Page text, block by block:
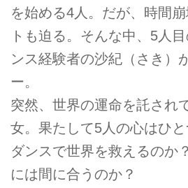
を始める4人。だが、時間
トも迫る。そんな中、5人
ンス経験者の沙紀（さき）
ー。
突然、世界の運命を託され
女。果たして5人の心はひ
ダンスで世界を救えるのか
には間に合うのか？